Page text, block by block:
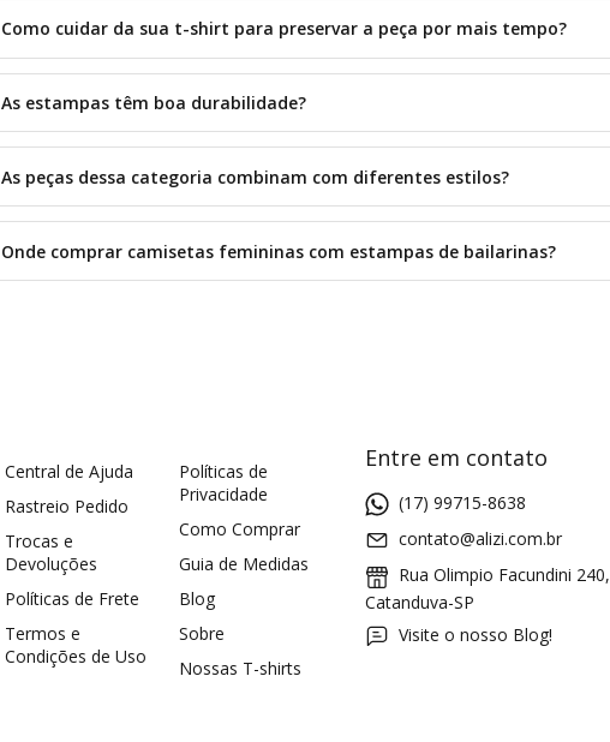
Como cuidar da sua t-shirt para preservar a peça por mais tempo?
As estampas têm boa durabilidade?
As peças dessa categoria combinam com diferentes estilos?
Onde comprar camisetas femininas com estampas de bailarinas?
Central de Ajuda
Rastreio Pedido
Trocas e
Devoluções
Políticas de Frete
Termos e
Condições de Uso
Políticas de
Privacidade
Como Comprar
Guia de Medidas
Blog
Sobre
Nossas T-shirts
Entre em contato
(17) 99715-8638
contato@alizi.com.br
Rua Olimpio Facundini 240,
Catanduva-SP
Visite o nosso Blog!